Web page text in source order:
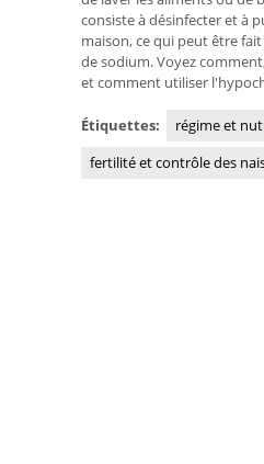
consiste à désinfecter et à
maison, ce qui peut être
de sodium. Voyez
et comment utiliser
Étiquettes: régime et
fertilité et contrôle des